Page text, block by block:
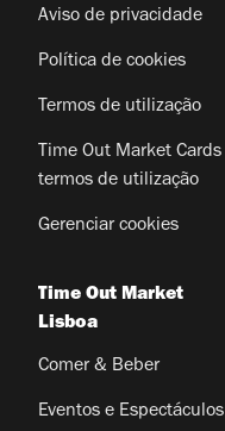
Aviso de privacidade
Política de cookies
Termos de utilização
Time Out Market Cards
termos de utilização
Gerenciar cookies
Time Out Market
Lisboa
Comer & Beber
Eventos e Espectáculos